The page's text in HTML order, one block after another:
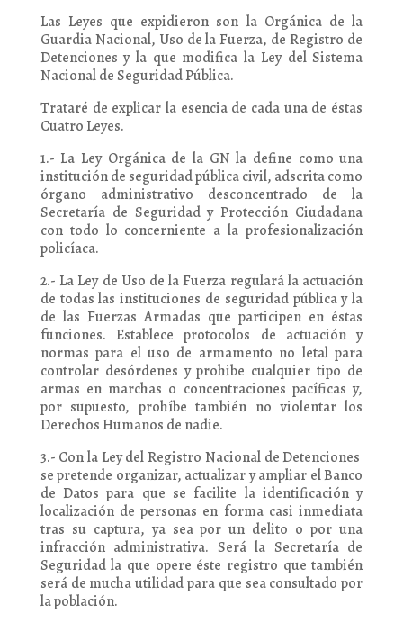
Las Leyes que expidieron son la Orgánica de la
Guardia Nacional, Uso de la Fuerza, de Registro de
Detenciones y la que modifica la Ley del Sistema
Nacional de Seguridad Pública.
Trataré de explicar la esencia de cada una de éstas
Cuatro Leyes.
1.- La Ley Orgánica de la GN la define como una
institución de seguridad pública civil, adscrita como
órgano administrativo desconcentrado de la
Secretaría de Seguridad y Protección Ciudadana
con todo lo concerniente a la profesionalización
policíaca.
2.- La Ley de Uso de la Fuerza regulará la actuación
de todas las instituciones de seguridad pública y la
de las Fuerzas Armadas que participen en éstas
funciones. Establece protocolos de actuación y
normas para el uso de armamento no letal para
controlar desórdenes y prohibe cualquier tipo de
armas en marchas o concentraciones pacíficas y,
por supuesto, prohíbe también no violentar los
Derechos Humanos de nadie.
3.- Con la Ley del Registro Nacional de Detenciones
se pretende organizar, actualizar y ampliar el Banco
de Datos para que se facilite la identificación y
localización de personas en forma casi inmediata
tras su captura, ya sea por un delito o por una
infracción administrativa. Será la Secretaría de
Seguridad la que opere éste registro que también
será de mucha utilidad para que sea consultado por
la población.